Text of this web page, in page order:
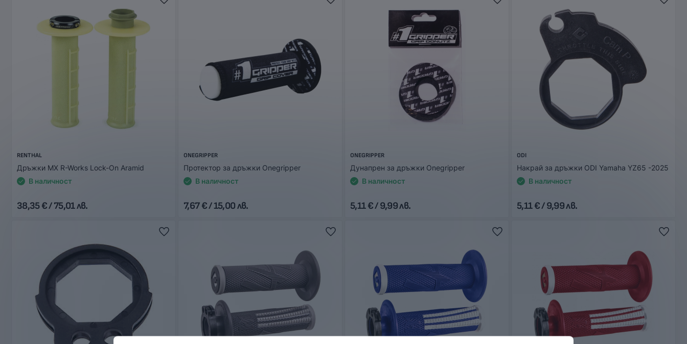
RENTHAL
Дръжки MX R-Works Lock-On Aramid
В наличност
38,35 € / 75,01 лв.
ONEGRIPPER
Протектор за дръжки Onegripper
В наличност
7,67 € / 15,00 лв.
ONEGRIPPER
Дунапрен за дръжки Onegripper
В наличност
5,11 € / 9,99 лв.
ODI
Накрай за дръжки ODI Yamaha YZ65 -2025
В наличност
5,11 € / 9,99 лв.